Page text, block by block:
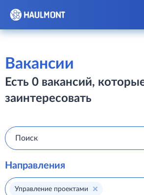
Вакансии
Есть 0 вакансий,
заинтересовать
Направления
Управление проектами